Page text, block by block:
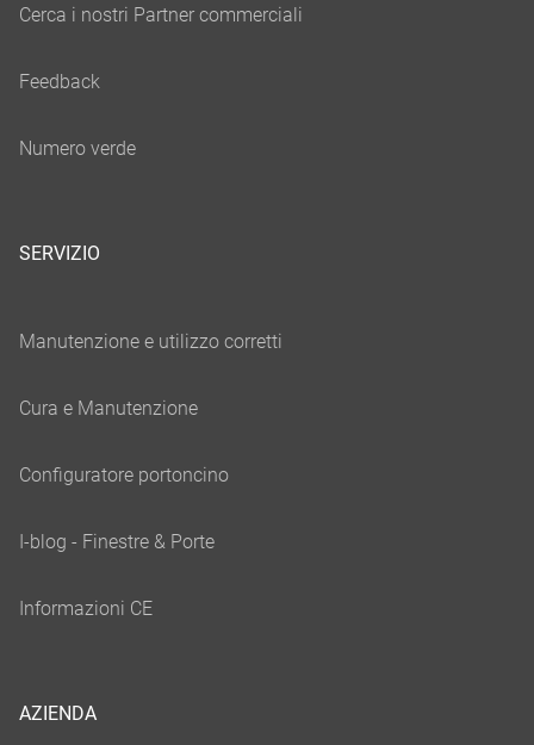
SERVIZIO
AZIENDA